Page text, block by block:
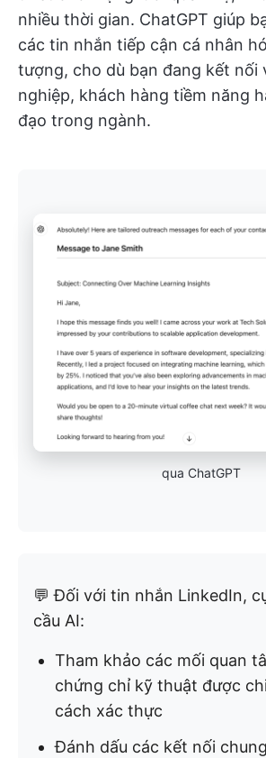
nhiều thời gian. ChatGPT giúp
các tin nhắn tiếp cận cá nhân
tượng, cho dù bạn đang kết nối
nghiệp, khách hàng tiềm năng
đạo trong ngành.
qua ChatGPT
💬 Đối với tin nhắn LinkedIn,
cầu AI:
Tham khảo các mối quan
chứng chỉ kỹ thuật được
cách xác thực
Đánh dấu các kết nối